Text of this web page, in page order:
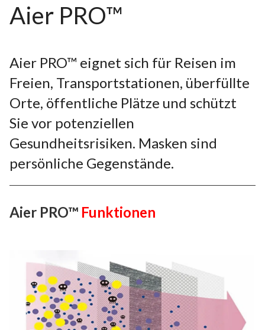
Aier PRO™
Aier PRO™ eignet sich für Reisen im
Freien, Transportstationen, überfüllte
Orte, öffentliche Plätze und schützt
Sie vor potenziellen
Gesundheitsrisiken. Masken sind
persönliche Gegenstände.
Aier PRO™ Funktionen